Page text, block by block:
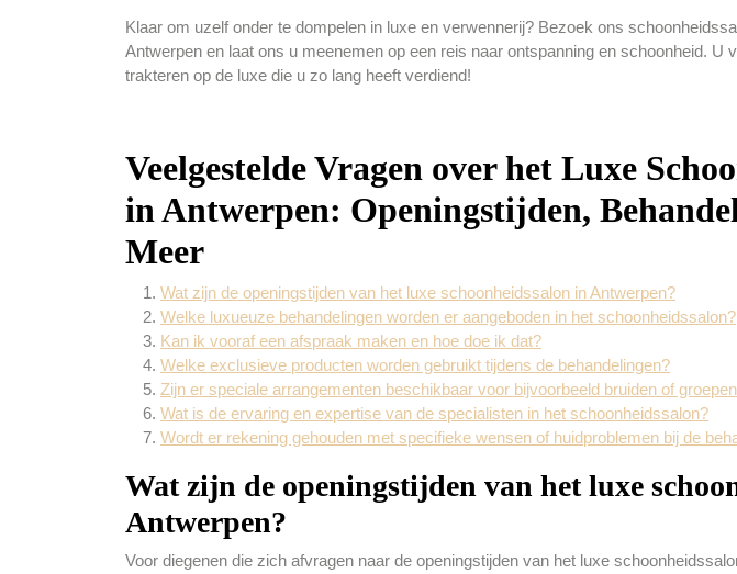
Klaar om uzelf onder te dompelen in luxe en verwennerij? Bezoek ons
Antwerpen en laat ons u meenemen op een reis naar ontspanning en schoonheid. U
trakteren op de luxe die u zo lang heeft verdiend!
Veelgestelde Vragen over het Luxe
in Antwerpen: Openingstijden,
Meer
Wat zijn de openingstijden van het luxe schoonheidssalon in Antwerpen?
Welke luxueuze behandelingen worden er aangeboden in het schoonheidssalon?
Kan ik vooraf een afspraak maken en hoe doe ik dat?
Welke exclusieve producten worden gebruikt tijdens de behandelingen?
Zijn er speciale arrangementen beschikbaar voor bijvoorbeeld bruiden of
Wat is de ervaring en expertise van de specialisten in het schoonheidssalon?
Wordt er rekening gehouden met specifieke wensen of huidproblemen bij de
Wat zijn de openingstijden van het luxe
Antwerpen?
Voor diegenen die zich afvragen naar de openingstijden van het luxe